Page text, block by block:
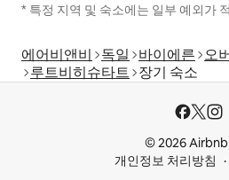
* 특정 지역 및 숙소에는 일부 예외가
에어비앤비 독일 바이에른 오
루트비히슈타트 장기 숙소
© 2026
개인정보 처리방침